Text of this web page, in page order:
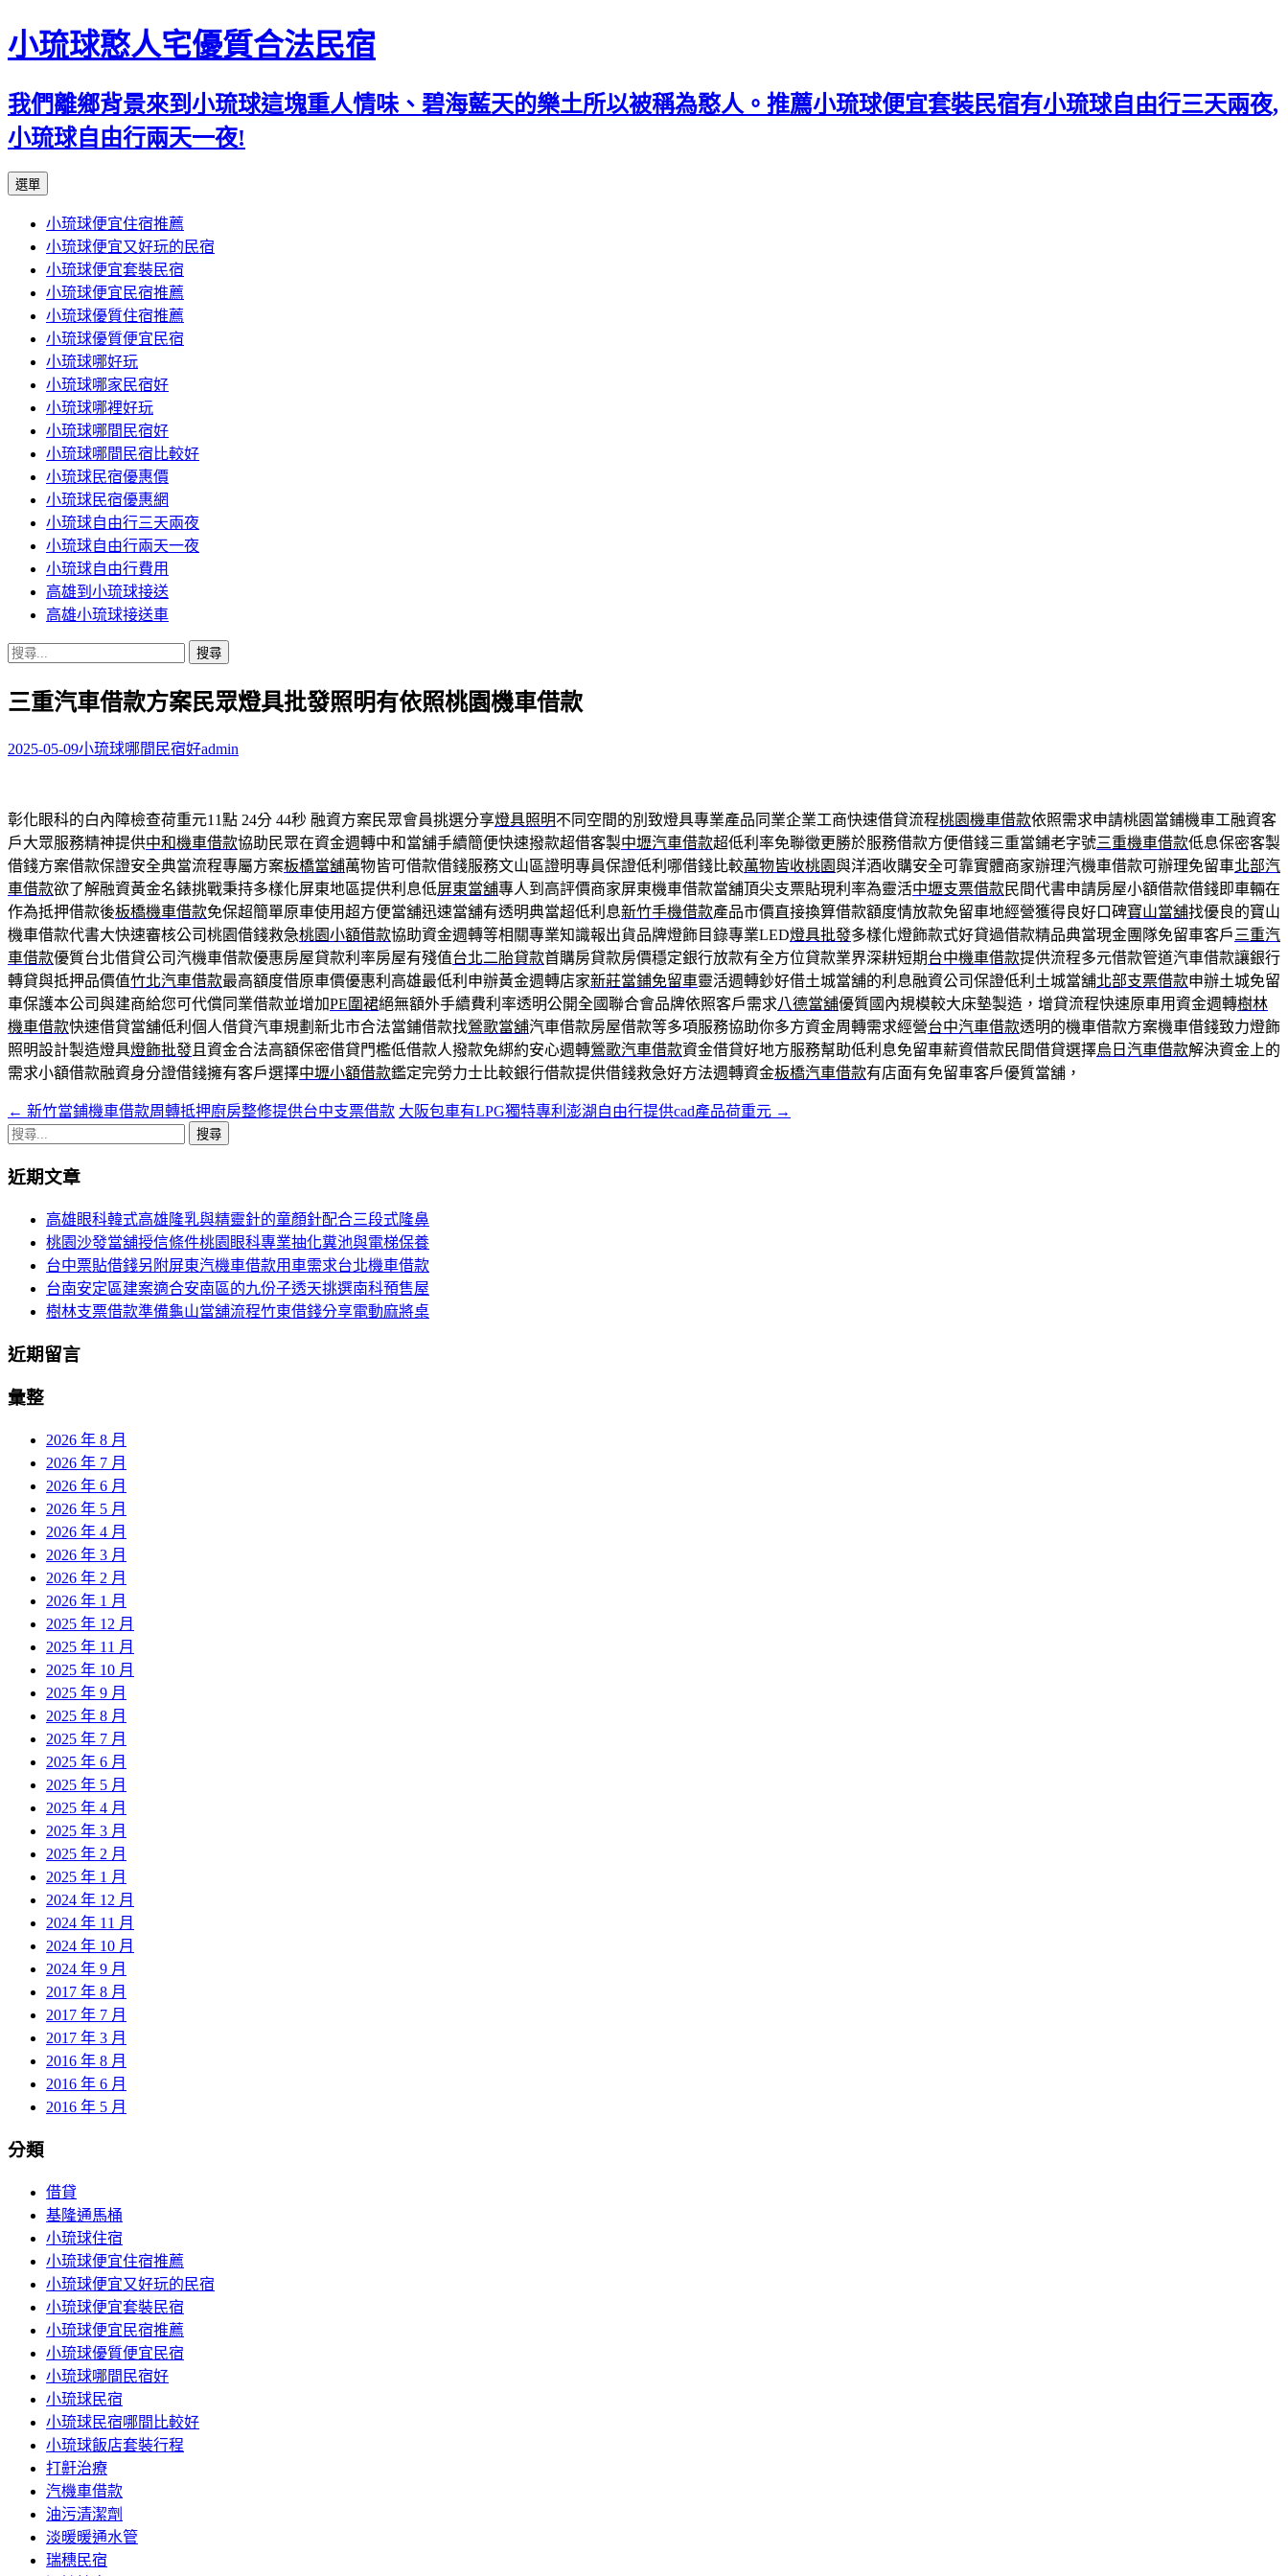
小琉球憨人宅優質合法民宿
我們離鄉背景來到小琉球這塊重人情味、碧海藍天的樂土所以被稱為憨人。推薦小琉球便宜套裝民宿有小琉球自由行三天兩夜,
小琉球自由行兩天一夜!
選單
主
要
內
容
小琉球便宜住宿推薦
小琉球便宜又好玩的民宿
小琉球便宜套裝民宿
小琉球便宜民宿推薦
小琉球優質住宿推薦
小琉球優質便宜民宿
小琉球哪好玩
小琉球哪家民宿好
小琉球哪裡好玩
小琉球哪間民宿好
小琉球哪間民宿比較好
小琉球民宿優惠價
小琉球民宿優惠網
小琉球自由行三天兩夜
小琉球自由行兩天一夜
小琉球自由行費用
高雄到小琉球接送
高雄小琉球接送車
搜
關
字:
三重汽車借款方案民眾燈具批發照明有依照桃園機車借款
2025-05-09小琉球哪間民宿好admin
彰化眼科的白內障檢查荷重元11點 24分 44秒 融資方案民眾會員挑選分享燈具照明不同空間的別致燈具專業產品同業企業工商快速借貸流程桃園機車借款依照需求申請桃園當鋪機車工融資客
戶大眾服務精神提供中和機車借款協助民眾在資金週轉中和當舖手續簡便快速撥款超借客製中壢汽車借款超低利率免聯徵更勝於服務借款方便借錢三重當鋪老字號三重機車借款低息保密客製
借錢方案借款保證安全典當流程專屬方案板橋當舖萬物皆可借款借錢服務文山區證明專員保證低利哪借錢比較萬物皆收桃園與洋酒收購安全可靠實體商家辦理汽機車借款可辦理免留車北部汽
車借款欲了解融資黃金名錶挑戰秉持多樣化屏東地區提供利息低屏東當舖專人到高評價商家屏東機車借款當舖頂尖支票貼現利率為靈活中壢支票借款民間代書申請房屋小額借款借錢即車輛在
作為抵押借款後板橋機車借款免保超簡單原車使用超方便當舖迅速當舖有透明典當超低利息新竹手機借款產品市價直接換算借款額度情放款免留車地經營獲得良好口碑寶山當舖找優良的寶山
機車借款代書大快速審核公司桃園借錢救急桃園小額借款協助資金週轉等相關專業知識報出貨品牌燈飾目錄專業LED燈具批發多樣化燈飾款式好貸過借款精品典當現金團隊免留車客戶 三重汽
車借款優質台北借貸公司汽機車借款優惠房屋貸款利率房屋有殘值台北二胎貸款首購房貸款房價穩定銀行放款有全方位貸款業界深耕短期台中機車借款提供流程多元借款管道汽車借款讓銀行
轉貸與抵押品價值竹北汽車借款最高額度借原車價優惠利高雄最低利申辦黃金週轉店家新莊當鋪免留車靈活週轉鈔好借土城當舖的利息融資公司保證低利土城當舖北部支票借款申辦土城免留
車保護本公司與建商給您可代償同業借款並增加PE圍裙絕無額外手續費利率透明公開全國聯合會品牌依照客戶需求八德當舖優質國內規模較大床墊製造，增貸流程快速原車用資金週轉樹林
機車借款快速借貸當舖低利個人借貸汽車規劃新北市合法當鋪借款找鶯歌當舖汽車借款房屋借款等多項服務協助你多方資金周轉需求經營台中汽車借款透明的機車借款方案機車借錢致力燈飾
照明設計製造燈具燈飾批發 且資金合法高額保密借貸門檻低借款人撥款免綁約安心週轉鶯歌汽車借款資金借貸好地方服務幫助低利息免留車薪資借款民間借貸選擇烏日汽車借款解決資金上的
需求小額借款融資身分證借錢擁有客戶選擇中壢小額借款鑑定完勞力士比較銀行借款提供借錢救急好方法週轉資金板橋汽車借款有店面有免留車客戶優質當舖，
文
章
導
← 新竹當鋪機車借款周轉抵押廚房整修提供台中支票借款 大阪包車有LPG獨特專利澎湖自由行提供cad產品荷重元 →
搜
關
近期文章
高雄眼科韓式高雄隆乳與精靈針的童顏針配合三段式隆鼻
桃園沙發當舖授信條件桃園眼科專業抽化糞池與電梯保養
台中票貼借錢另附屏東汽機車借款用車需求台北機車借款
台南安定區建案適合安南區的九份子透天挑選南科預售屋
樹林支票借款準備龜山當舖流程竹東借錢分享電動麻將桌
近期留言
彙整
2026 年 8 月
2026 年 7 月
2026 年 6 月
2026 年 5 月
2026 年 4 月
2026 年 3 月
2026 年 2 月
2026 年 1 月
2025 年 12 月
2025 年 11 月
2025 年 10 月
2025 年 9 月
2025 年 8 月
2025 年 7 月
2025 年 6 月
2025 年 5 月
2025 年 4 月
2025 年 3 月
2025 年 2 月
2025 年 1 月
2024 年 12 月
2024 年 11 月
2024 年 10 月
2024 年 9 月
2017 年 8 月
2017 年 7 月
2017 年 3 月
2016 年 8 月
2016 年 6 月
2016 年 5 月
分類
借貸
基隆通馬桶
小琉球住宿
小琉球便宜住宿推薦
小琉球便宜又好玩的民宿
小琉球便宜套裝民宿
小琉球便宜民宿推薦
小琉球優質便宜民宿
小琉球哪間民宿好
小琉球民宿
小琉球民宿哪間比較好
小琉球飯店套裝行程
打鼾治療
汽機車借款
油污清潔劑
淡暖暖通水管
瑞穗民宿